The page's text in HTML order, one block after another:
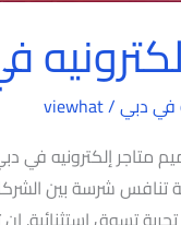
في دبي/
viewhat
متاجر إلكترونيه في
تنافس شرسة بين